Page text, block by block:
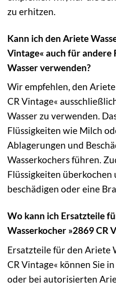
zu erhitzen.
Kann ich den Ariete
Vintage« auch für andere
Wasser verwenden?
Wir empfehlen, den
CR Vintage«
Wasser zu verwenden.
Flüssigkeiten wie Milch
Ablagerungen und
Wasserkochers führen.
Flüssigkeiten überkochen
beschädigen oder eine
Wo kann ich Ersatzteile
Wasserkocher »2869 CR
Ersatzteile für den Ariete
CR Vintage« können Sie
oder bei autorisierten